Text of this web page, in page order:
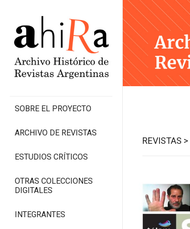
SOBRE EL PROYECTO
ARCHIVO DE REVISTAS
ESTUDIOS CRÍTICOS
OTRAS COLECCIONES
DIGITALES
INTEGRANTES
REVISTAS >